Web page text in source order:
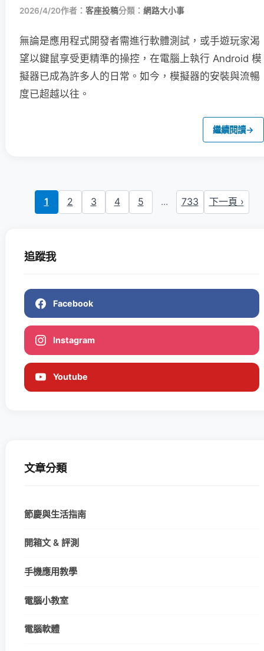
2026/4/20作者： 客座投稿分類： 網路大小事
無論是應用程式開發者需進行軟體測試，或手遊玩家渴
望以鍵鼠享受更精準的操控，在電腦上執行 Android 模
擬器已成為許多人的日常。如今，模擬器的安裝與流暢
度已超越以往。
繼續閱讀→
1 2 3 4 5 ... 733 下一頁 ›
追蹤我
Facebook
Instagram
Youtube
文章分類
節慶與生活指南
開箱文 & 評測
手機應用教學
電腦小教室
電腦軟體